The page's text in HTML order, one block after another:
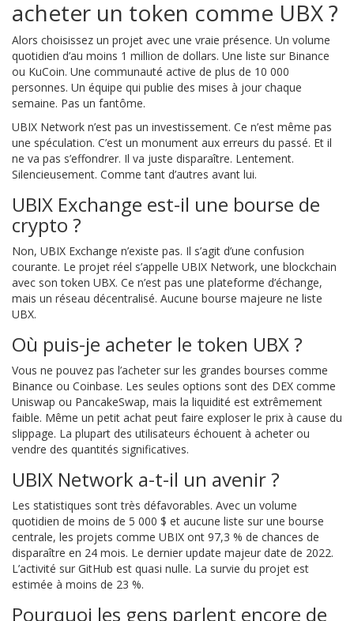
acheter un token comme UBX ?
Alors choisissez un projet avec une vraie présence. Un volume
quotidien d’au moins 1 million de dollars. Une liste sur Binance
ou KuCoin. Une communauté active de plus de 10 000
personnes. Un équipe qui publie des mises à jour chaque
semaine. Pas un fantôme.
UBIX Network n’est pas un investissement. Ce n’est même pas
une spéculation. C’est un monument aux erreurs du passé. Et il
ne va pas s’effondrer. Il va juste disparaître. Lentement.
Silencieusement. Comme tant d’autres avant lui.
UBIX Exchange est-il une bourse de
crypto ?
Non, UBIX Exchange n’existe pas. Il s’agit d’une confusion
courante. Le projet réel s’appelle UBIX Network, une blockchain
avec son token UBX. Ce n’est pas une plateforme d’échange,
mais un réseau décentralisé. Aucune bourse majeure ne liste
UBX.
Où puis-je acheter le token UBX ?
Vous ne pouvez pas l’acheter sur les grandes bourses comme
Binance ou Coinbase. Les seules options sont des DEX comme
Uniswap ou PancakeSwap, mais la liquidité est extrêmement
faible. Même un petit achat peut faire exploser le prix à cause du
slippage. La plupart des utilisateurs échouent à acheter ou
vendre des quantités significatives.
UBIX Network a-t-il un avenir ?
Les statistiques sont très défavorables. Avec un volume
quotidien de moins de 5 000 $ et aucune liste sur une bourse
centrale, les projets comme UBIX ont 97,3 % de chances de
disparaître en 24 mois. Le dernier update majeur date de 2022.
L’activité sur GitHub est quasi nulle. La survie du projet est
estimée à moins de 23 %.
Pourquoi les gens parlent encore de